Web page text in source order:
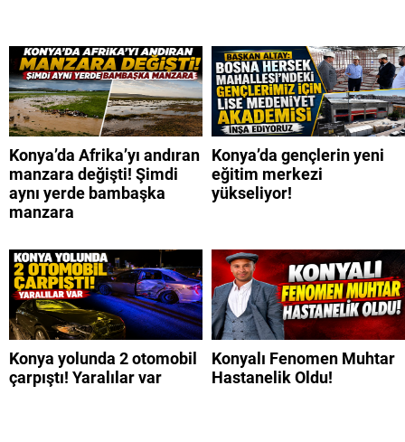
Konya’da Afrika’yı andıran
manzara değişti! Şimdi
aynı yerde bambaşka
manzara
Konya’da gençlerin yeni
eğitim merkezi
yükseliyor!
Konya yolunda 2 otomobil
çarpıştı! Yaralılar var
Konyalı Fenomen Muhtar
Hastanelik Oldu!